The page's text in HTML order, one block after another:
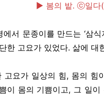
▶ 봄의 밭. ⓒ일다(
서 문종이를 만드는 ‘삼
한 고요가 있었다. 삶에 대
고요가 일상의 힘, 몸의
이 몸의 기쁨이고, 그 일